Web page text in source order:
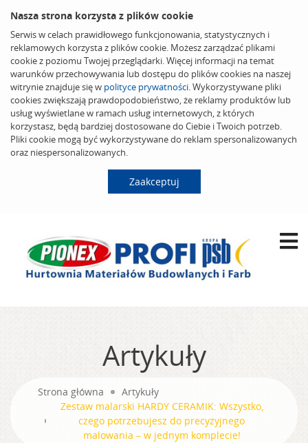
Nasza strona korzysta z plików cookie
Serwis w celach prawidłowego funkcjonowania, statystycznych i
reklamowych korzysta z plików cookie. Możesz zarządzać plikami
cookie z poziomu Twojej przeglądarki. Więcej informacji na temat
warunków przechowywania lub dostępu do plików cookies na naszej
witrynie znajduje się w polityce prywatności. Wykorzystywane pliki
cookies zwiększają prawdopodobieństwo, że reklamy produktów lub
usług wyświetlane w ramach usług internetowych, z których
korzystasz, będą bardziej dostosowane do Ciebie i Twoich potrzeb.
Pliki cookie mogą być wykorzystywane do reklam spersonalizowanych
oraz niespersonalizowanych.
Zaakceptuj
Artykuły
Strona główna
Artykuły
Zestaw malarski HARDY CERAMIK: Wszystko,
czego potrzebujesz do precyzyjnego
malowania – w jednym komplecie!